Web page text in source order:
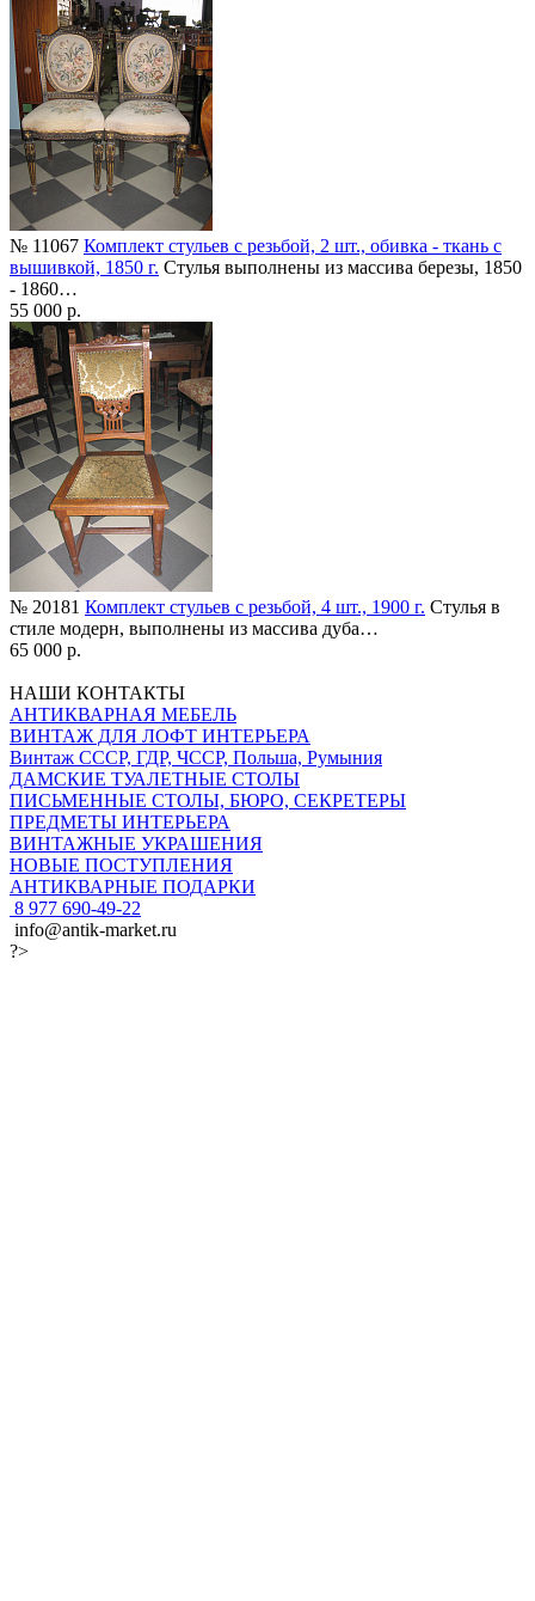
№ 11067 Комплект стульев с резьбой, 2 шт., обивка - ткань с
вышивкой, 1850 г. Стулья выполнены из массива березы, 1850
- 1860…
55 000 р.
№ 20181 Комплект стульев с резьбой, 4 шт., 1900 г. Стулья в
стиле модерн, выполнены из массива дуба…
65 000 р.
НАШИ КОНТАКТЫ
АНТИКВАРНАЯ МЕБЕЛЬ
ВИНТАЖ ДЛЯ ЛОФТ ИНТЕРЬЕРА
Винтаж СССР, ГДР, ЧССР, Польша, Румыния
ДАМСКИЕ ТУАЛЕТНЫЕ СТОЛЫ
ПИСЬМЕННЫЕ СТОЛЫ, БЮРО, СЕКРЕТЕРЫ
ПРЕДМЕТЫ ИНТЕРЬЕРА
ВИНТАЖНЫЕ УКРАШЕНИЯ
НОВЫЕ ПОСТУПЛЕНИЯ
АНТИКВАРНЫЕ ПОДАРКИ
8 977 690-49-22
info@antik-market.ru
?>